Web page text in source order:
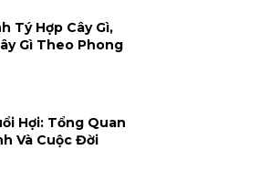
Tý Hợp Cây Gì,
Gì Theo Phong
Hợi: Tổng Quan
Và Cuộc Đời